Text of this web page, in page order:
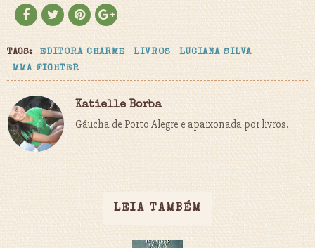
TAGS: EDITORA CHARME LIVROS
LUCIANA SILVA
MMA FIGHTER
Katielle Borba
Gáucha de Porto Alegre e apaixonada por livros.
LEIA TAMBÉM